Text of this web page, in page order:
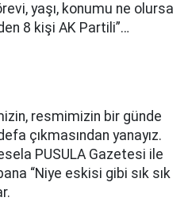
yaşı, konumu ne olursa
8 kişi AK Partili”…
resmimizin bir günde
çıkmasından yanayız.
PUSULA Gazetesi ile
“Niye eskisi gibi sık sık